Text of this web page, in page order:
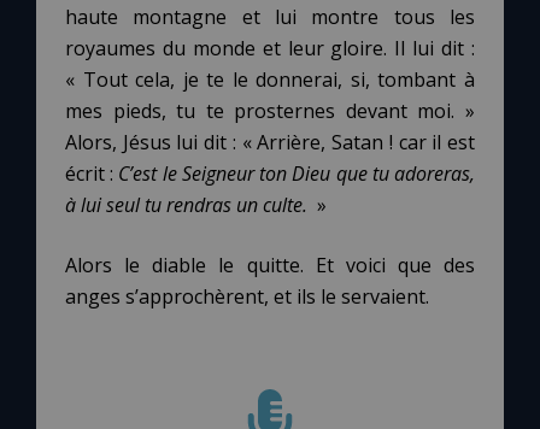
haute montagne et lui montre tous les
royaumes du monde et leur gloire. Il lui dit :
« Tout cela, je te le donnerai, si, tombant à
mes pieds, tu te prosternes devant moi. »
Alors, Jésus lui dit : « Arrière, Satan ! car il est
écrit : C’est le Seigneur ton Dieu que tu adoreras,
à lui seul tu rendras un culte. »
Alors le diable le quitte. Et voici que des
anges s’approchèrent, et ils le servaient.